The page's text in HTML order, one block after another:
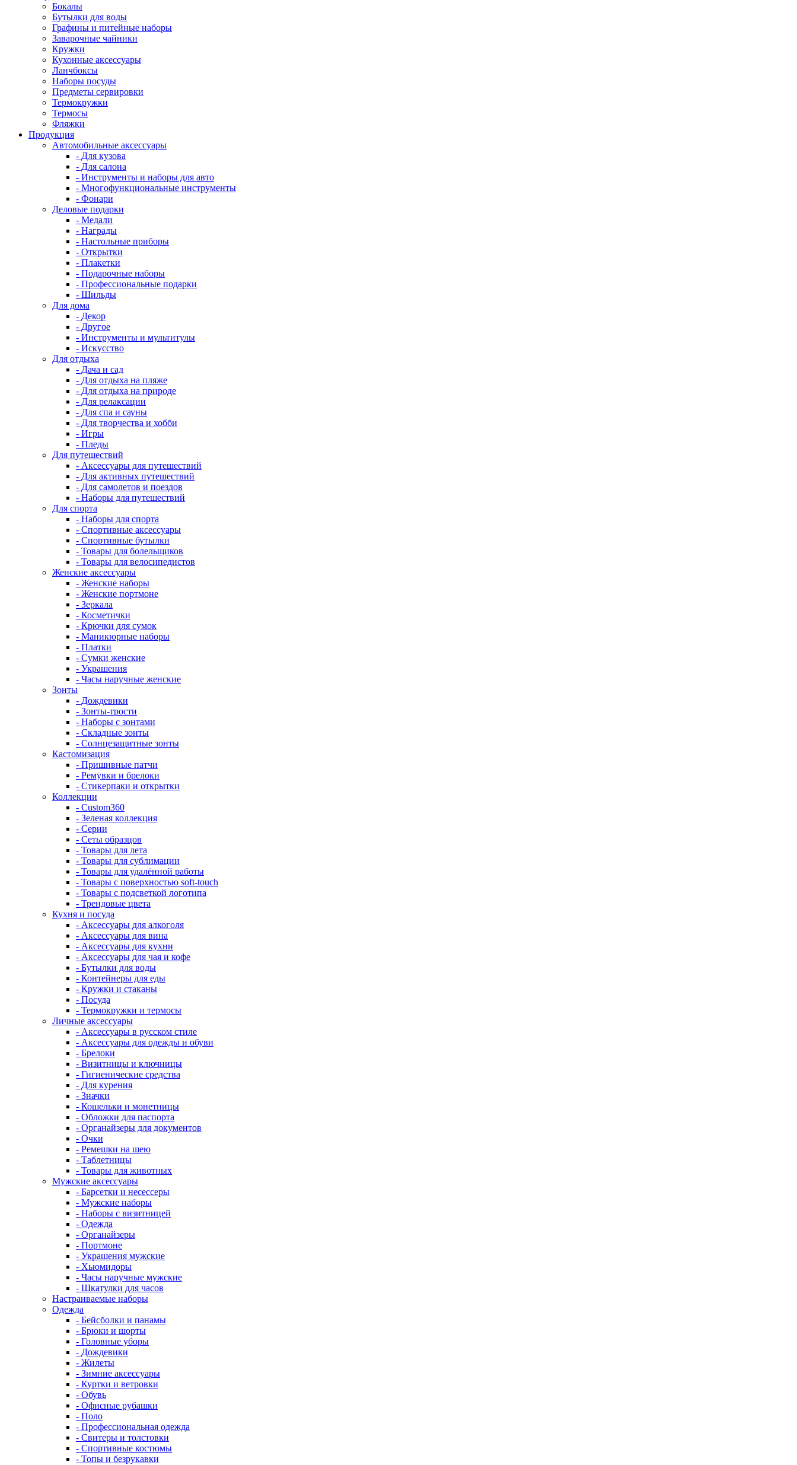
Бокалы
Бутылки для воды
Графины и питейные наборы
Заварочные чайники
Кружки
Кухонные аксессуары
Ланчбоксы
Наборы посуды
Предметы сервировки
Термокружки
Термосы
Фляжки
Продукция
Автомобильные аксессуары
- Для кузова
- Для салона
- Инструменты и наборы для авто
- Многофункциональные инструменты
- Фонари
Деловые подарки
- Медали
- Награды
- Настольные приборы
- Открытки
- Плакетки
- Подарочные наборы
- Профессиональные подарки
- Шильды
Для дома
- Декор
- Другое
- Инструменты и мультитулы
- Искусство
Для отдыха
- Дача и сад
- Для отдыха на пляже
- Для отдыха на природе
- Для релаксации
- Для спа и сауны
- Для творчества и хобби
- Игры
- Пледы
Для путешествий
- Аксессуары для путешествий
- Для активных путешествий
- Для самолетов и поездов
- Наборы для путешествий
Для спорта
- Наборы для спорта
- Спортивные аксессуары
- Спортивные бутылки
- Товары для болельщиков
- Товары для велосипедистов
Женские аксессуары
- Женские наборы
- Женские портмоне
- Зеркала
- Косметички
- Крючки для сумок
- Маникюрные наборы
- Платки
- Сумки женские
- Украшения
- Часы наручные женские
Зонты
- Дождевики
- Зонты-трости
- Наборы с зонтами
- Складные зонты
- Солнцезащитные зонты
Кастомизация
- Пришивные патчи
- Ремувки и брелоки
- Стикерпаки и открытки
Коллекции
- Custom360
- Зеленая коллекция
- Серии
- Сеты образцов
- Товары для лета
- Товары для сублимации
- Товары для удалённой работы
- Товары с поверхностью soft-touch
- Товары с подсветкой логотипа
- Трендовые цвета
Кухня и посуда
- Аксессуары для алкоголя
- Аксессуары для вина
- Аксессуары для кухни
- Аксессуары для чая и кофе
- Бутылки для воды
- Контейнеры для еды
- Кружки и стаканы
- Посуда
- Термокружки и термосы
Личные аксессуары
- Аксессуары в русском стиле
- Аксессуары для одежды и обуви
- Брелоки
- Визитницы и ключницы
- Гигиенические средства
- Для курения
- Значки
- Кошельки и монетницы
- Обложки для паспорта
- Органайзеры для документов
- Очки
- Ремешки на шею
- Таблетницы
- Товары для животных
Мужские аксессуары
- Барсетки и несессеры
- Мужские наборы
- Наборы с визитницей
- Одежда
- Органайзеры
- Портмоне
- Украшения мужские
- Хьюмидоры
- Часы наручные мужские
- Шкатулки для часов
Настраиваемые наборы
Одежда
- Бейсболки и панамы
- Брюки и шорты
- Головные уборы
- Дождевики
- Жилеты
- Зимние аксессуары
- Куртки и ветровки
- Обувь
- Офисные рубашки
- Поло
- Профессиональная одежда
- Свитеры и толстовки
- Спортивные костюмы
- Топы и безрукавки